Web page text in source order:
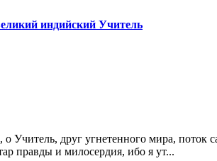
индийский Учитель
о Учитель, друг угнетенного мира,
правды и милосердия, ибо я ут...